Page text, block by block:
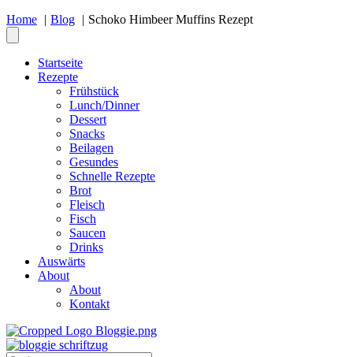
Home
Blog Schoko Himbeer Muffins Rezept
Startseite
Rezepte
Frühstück
Lunch/Dinner
Dessert
Snacks
Beilagen
Gesundes
Schnelle Rezepte
Brot
Fleisch
Fisch
Saucen
Drinks
Auswärts
About
About
Kontakt